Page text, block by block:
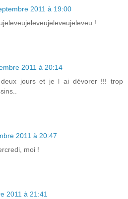
2011 à 19:00
!
2011 à 20:14
jours et je l ai dévorer !!! trop
2011 à 20:47
moi !
2011 à 21:41